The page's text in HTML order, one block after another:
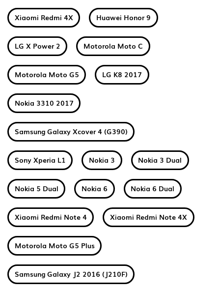
Xiaomi Redmi 4X Huawei Honor 9
LG X Power 2 Motorola Moto C
Motorola Moto G5 LG K8 2017
Nokia 3310 2017
Samsung Galaxy Xcover 4 (G390)
Sony Xperia L1 Nokia 3 Nokia 3 Dual
Nokia 5 Dual Nokia 6 Nokia 6 Dual
Xiaomi Redmi Note 4 Xiaomi Redmi Note 4X
Motorola Moto G5 Plus
Samsung Galaxy J2 2016 (J210F)